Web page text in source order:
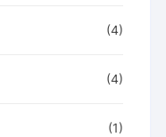
(4)
(4)
(1)